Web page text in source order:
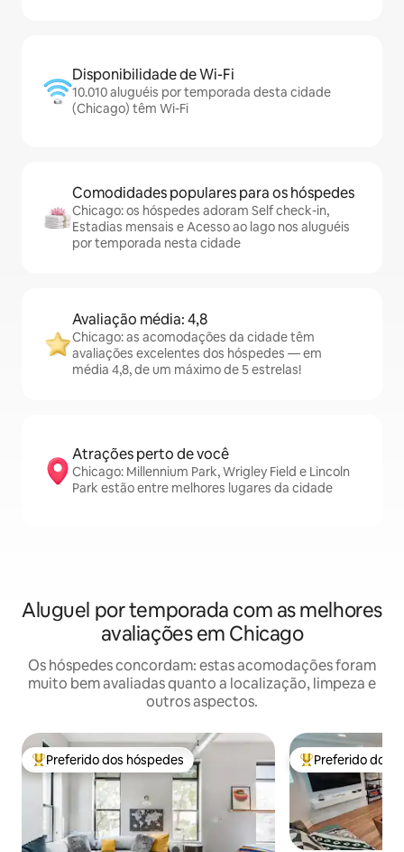
Disponibilidade de Wi-Fi
10.010 aluguéis por temporada desta cidade
(Chicago) têm Wi-Fi
Comodidades populares para os hóspedes
Chicago: os hóspedes adoram Self check-in,
Estadias mensais e Acesso ao lago nos aluguéis
por temporada nesta cidade
Avaliação média: 4,8
Chicago: as acomodações da cidade têm
avaliações excelentes dos hóspedes — em
média 4,8, de um máximo de 5 estrelas!
Atrações perto de você
Chicago: Millennium Park, Wrigley Field e Lincoln
Park estão entre melhores lugares da cidade
Aluguel por temporada com as melhores
avaliações em Chicago
Os hóspedes concordam: estas acomodações foram
muito bem avaliadas quanto a localização, limpeza e
outros aspectos.
Entre os melhores preferidos dos hóspedes
Preferido dos hóspedes Entre os
Preferido dos